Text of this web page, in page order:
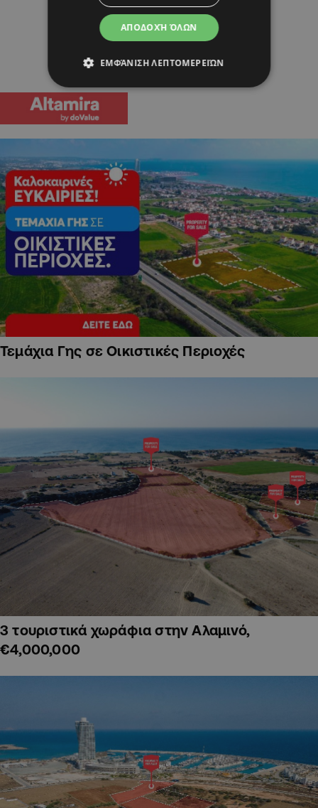
Τεμάχια Γης σε Οικιστικές Περιοχές
3 τουριστικά χωράφια στην Αλαμινό,
€4,000,000
ΑΠΟΔΟΧΉ ΌΛΩΝ
ΕΜΦΆΝΙΣΗ ΛΕΠΤΟΜΕΡΕΙΏΝ